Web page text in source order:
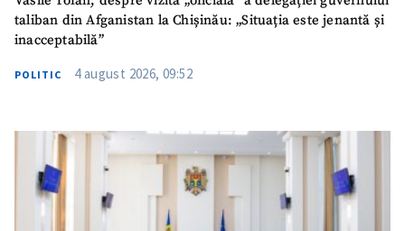
taliban din Afganistan la Chișinău: „Situația este jenantă și
inacceptabilă”
POLITIC 4 august 2026, 09:52